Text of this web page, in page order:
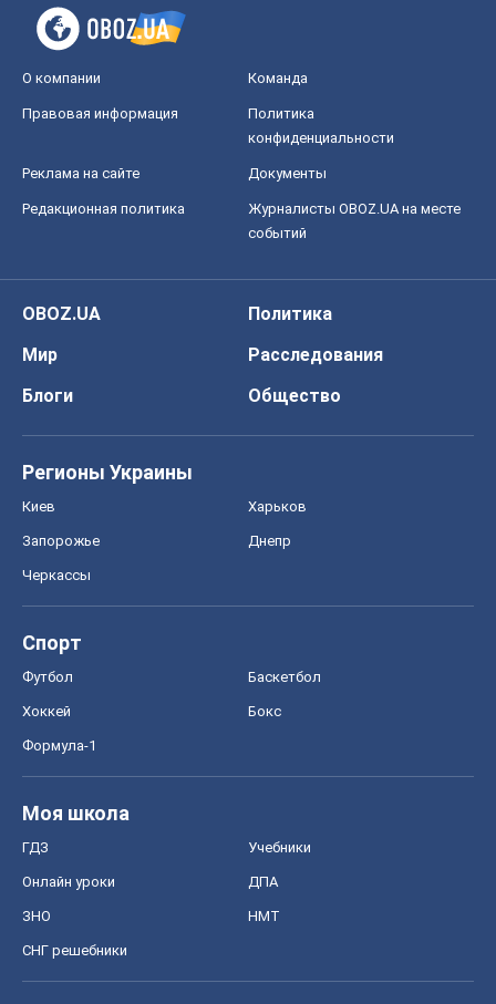
О компании Команда
Правовая информация
Политика
конфиденциальности
Реклама на сайте Документы
Редакционная политика
Журналисты OBOZ.UA на месте
событий
OBOZ.UA
Политика
Мир
Расследования
Блоги
Общество
Регионы Украины
Киев Харьков
Запорожье Днепр
Черкассы
Спорт
Футбол Баскетбол
Хоккей Бокс
Формула-1
Моя школа
ГДЗ Учебники
Онлайн уроки ДПА
ЗНО НМТ
СНГ решебники